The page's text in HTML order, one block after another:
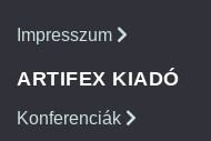
Impresszum
ARTIFEX KIADÓ
Konferenciák